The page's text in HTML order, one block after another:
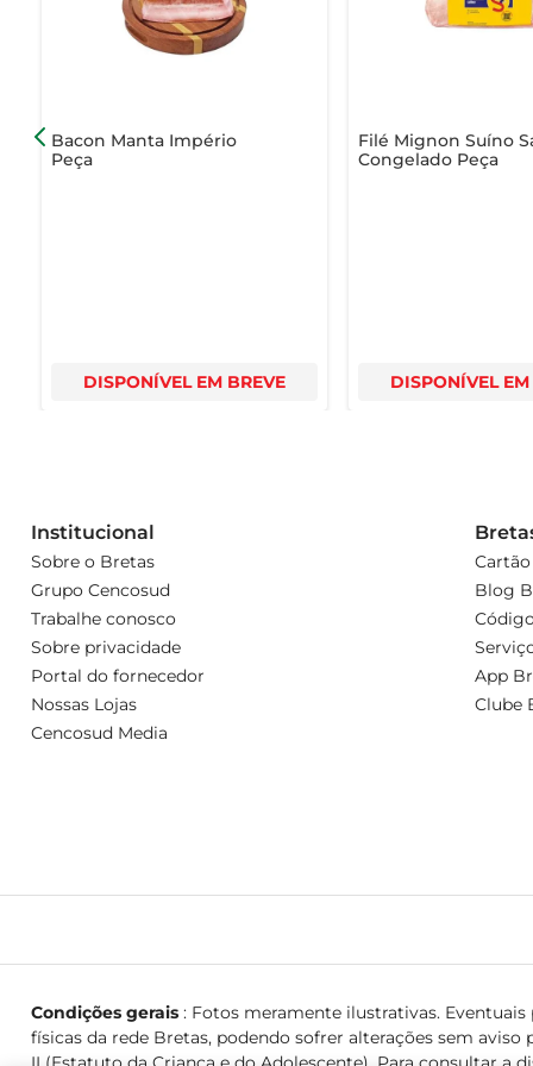
Informações adicionais
A Costela Suína Seara Churrasco Temperada está
Bacon Manta Império
Peça
DISPONÍVEL EM BREVE
Filé Mignon Suíno
Congelado Peça
DISPONÍVEL EM
Institucional
Sobre o Bretas
Grupo Cencosud
Trabalhe conosco
Sobre privacidade
Portal do fornecedor
Nossas Lojas
Cencosud Media
Blog
App
Clube
Condições gerais: Fotos meramente ilustrativas. Eventuais
físicas da rede Bretas, podendo sofrer alterações sem aviso